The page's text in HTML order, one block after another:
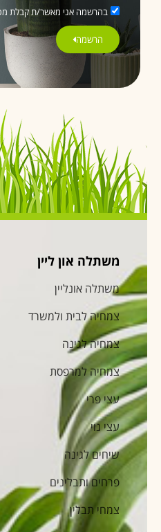
בהרשמה אני מאשר/ת קבלת
הרשמה
משתלה און ליין
משתלה אונליין
צמחיה לבית ולמשרד
צמחיה לגינה
צמחיה למרפסת
עצי פרי
עצי נוי
שיחים לגינה
פרחים ותבלינים
צמחי תבלין